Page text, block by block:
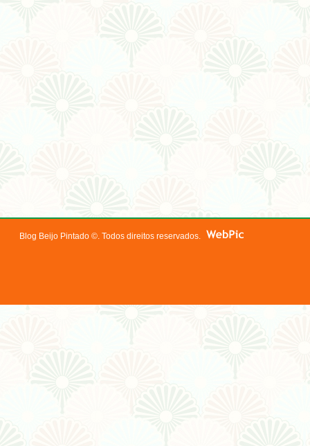
Blog Beijo Pintado ©. Todos direitos reservados.